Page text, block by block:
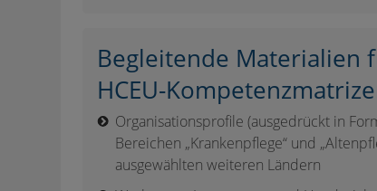
Begleitende Materialien
HCEU-
Organisationsprofile (ausgedrückt in
Bereichen „Krankenpflege“ und
ausgewählten weiteren Ländern